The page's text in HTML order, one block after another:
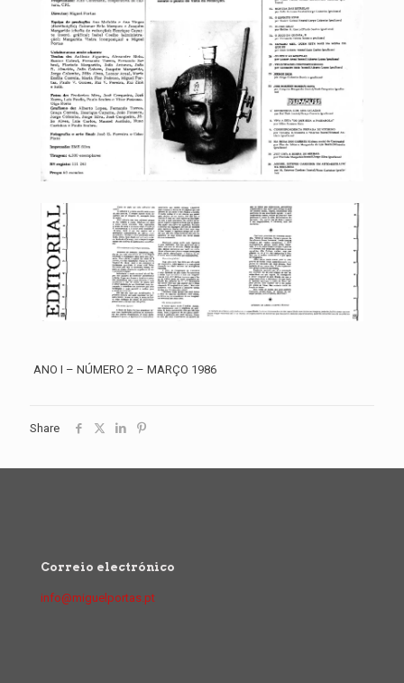
ANO I – NÚMERO 2 – MARÇO 1986
Share
Correio electrónico
info@miguelportas.pt